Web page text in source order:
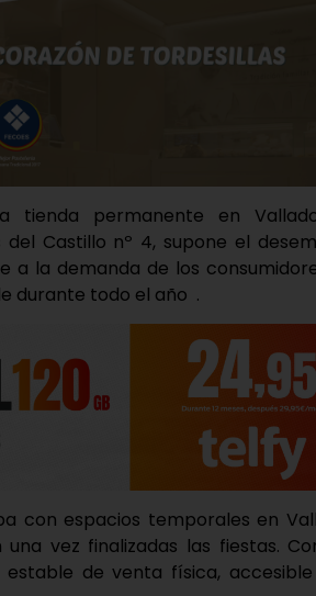
tienda permanente en
Castillo nº 4, supone el
la demanda de los
durante todo el año .
con espacios temporales en
vez finalizadas las fiestas.
de venta física,